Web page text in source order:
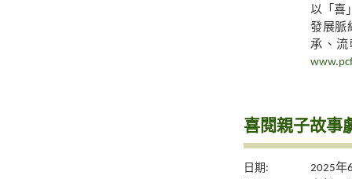
以「喜
發展脈
承、流
喜閱親子故事
日期:
2025年